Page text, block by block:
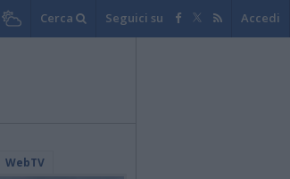
Cerca Seguici su Accedi
WebTV